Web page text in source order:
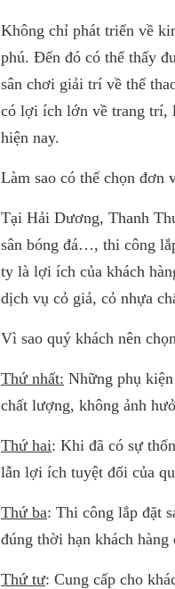
Không chỉ phát triển về
phú. Đến đó có thể thấy
sân chơi giải trí về thể
có lợi ích lớn về trang trí,
hiện nay.
Làm sao có thể chọn đơn
Tại Hải Dương, Thanh
sân bóng đá…, thi công
ty là lợi ích của khách
dịch vụ cỏ giả, cỏ nhựa
Vì sao quý khách nên
Thứ nhất: Những phụ
chất lượng, không ảnh
Thứ hai: Khi đã có sự
lẫn lợi ích tuyệt đối của
Thứ ba: Thi công lắp đặt
đúng thời hạn khách
Thứ tư: Cung cấp cho